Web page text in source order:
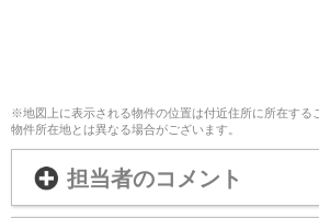
※地図上に表示される物件の位置は付近住所に所在する
物件所在地とは異なる場合がございます。
担当者のコメント